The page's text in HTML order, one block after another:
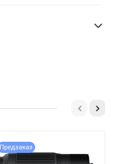
Предзаказ